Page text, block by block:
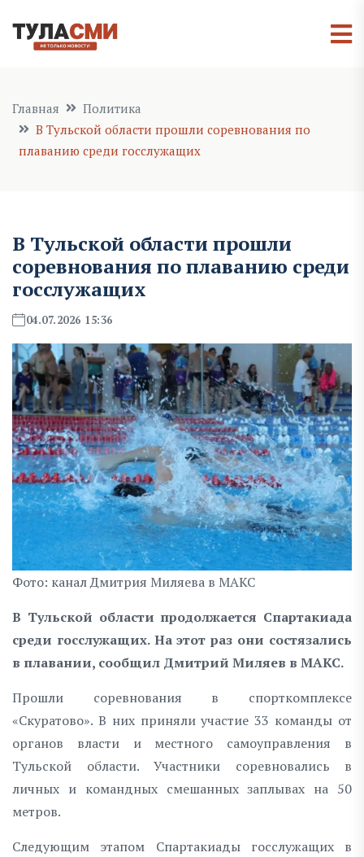
Главная
Политика
В Тульской области прошли соревнования по
плаванию среди госслужащих
В Тульской области прошли
соревнования по плаванию среди
госслужащих
04.07.2026 15:36
Фото: канал Дмитрия Миляева в МАКС
В Тульской области продолжается Спартакиада
среди госслужащих. На этот раз они состязались
в плавании, сообщил Дмитрий Миляев в MAKC.
Прошли соревнования в спорткомплексе
«Скуратово». В них приняли участие 33 команды от
органов власти и местного самоуправления в
Тульской области. Участники соревновались в
личных и командных смешанных заплывах на 50
метров.
Следующим этапом Спартакиады госслужащих в